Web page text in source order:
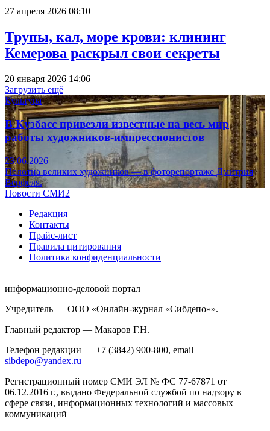
27 апреля 2026 08:10
Трупы, кал, море крови: клининг
Кемерова раскрыл свои секреты
20 января 2026 14:06
Загрузить ещё
Культура
В Кузбасс привезли известные на весь мир
работы художников-импрессионистов
23.06.2026
Полотна великих художников — в фоторепортаже Дмитрия
Верфеля.
Новости СМИ2
Редакция
Контакты
Прайс-лист
Правила цитирования
Политика конфиденциальности
информационно-деловой портал
Учредитель — ООО «Онлайн-журнал «Сибдепо»».
Главный редактор — Макаров Г.Н.
Телефон редакции — +7 (3842) 900-800, email —
sibdepo@yandex.ru
Регистрационный номер СМИ ЭЛ № ФС 77-67871 от
06.12.2016 г., выдано Федеральной службой по надзору в
сфере связи, информационных технологий и массовых
коммуникаций